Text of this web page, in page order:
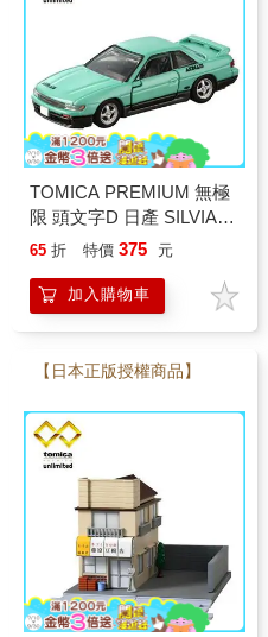
TOMICA PREMIUM 無極
限 頭文字D 日產 SILVIA
S13 池谷浩一郎 多美小汽
65 折 特價 375 元
加入購物車
【日本正版授權商品】